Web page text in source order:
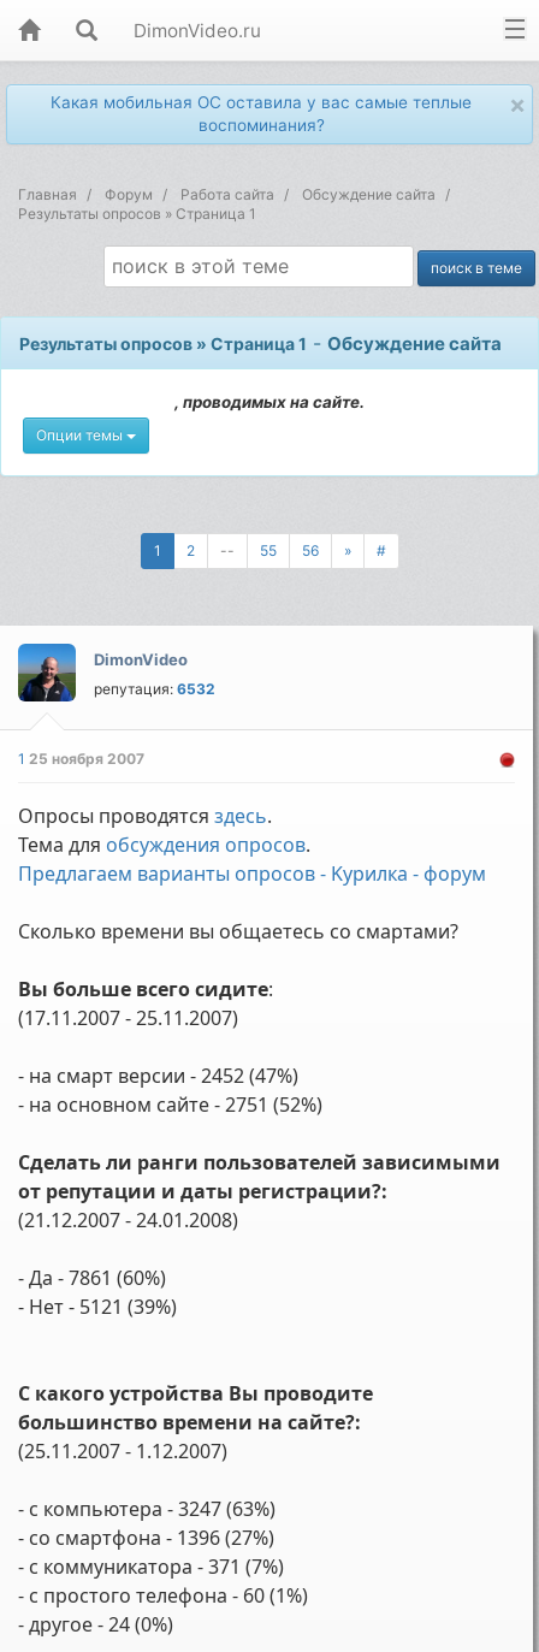
DimonVideo.ru
×
Какая мобильная ОС оставила у вас самые теплые
воспоминания?
Главная Форум Работа сайта
Обсуждение сайта
Результаты опросов » Страница 1
Результаты опросов » Страница 1 -Обсуждение сайта
, проводимых на сайте.
Опции темы
1 2 -- 55 56 » #
DimonVideo
репутация:6532
125 ноября 2007
Опросы проводятсяздесь.
Тема для обсуждения опросов.
Предлагаем варианты опросов - Kурилка - форум
Сколько времени вы общаетесь со смартами?
Вы больше всего сидите:
(17.11.2007 - 25.11.2007)
- на смарт версии - 2452 (47%)
- на основном сайте - 2751 (52%)
Сделать ли ранги пользователей зависимыми
от репутации и даты регистрации?:
(21.12.2007 - 24.01.2008)
- Да - 7861 (60%)
- Нет - 5121 (39%)
С какого устройства Вы проводите
большинство времени на сайте?:
(25.11.2007 - 1.12.2007)
- с компьютера - 3247 (63%)
- со смартфона - 1396 (27%)
- с коммуникатора - 371 (7%)
- с простого телефона - 60 (1%)
- другое - 24 (0%)